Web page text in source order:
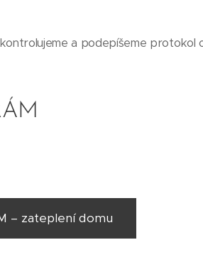
a podepíšeme protokol
– zateplení domu